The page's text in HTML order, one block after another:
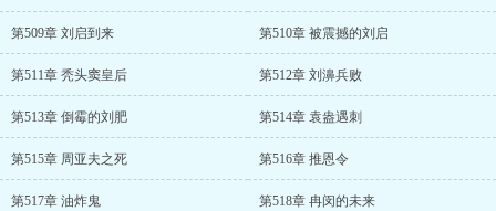
第509章 刘启到来 第510章 被震撼的刘启
第511章 秃头窦皇后 第512章 刘濞兵败
第513章 倒霉的刘肥 第514章 袁盎遇刺
第515章 周亚夫之死 第516章 推恩令
第517章 油炸鬼 第518章 冉闵的未来